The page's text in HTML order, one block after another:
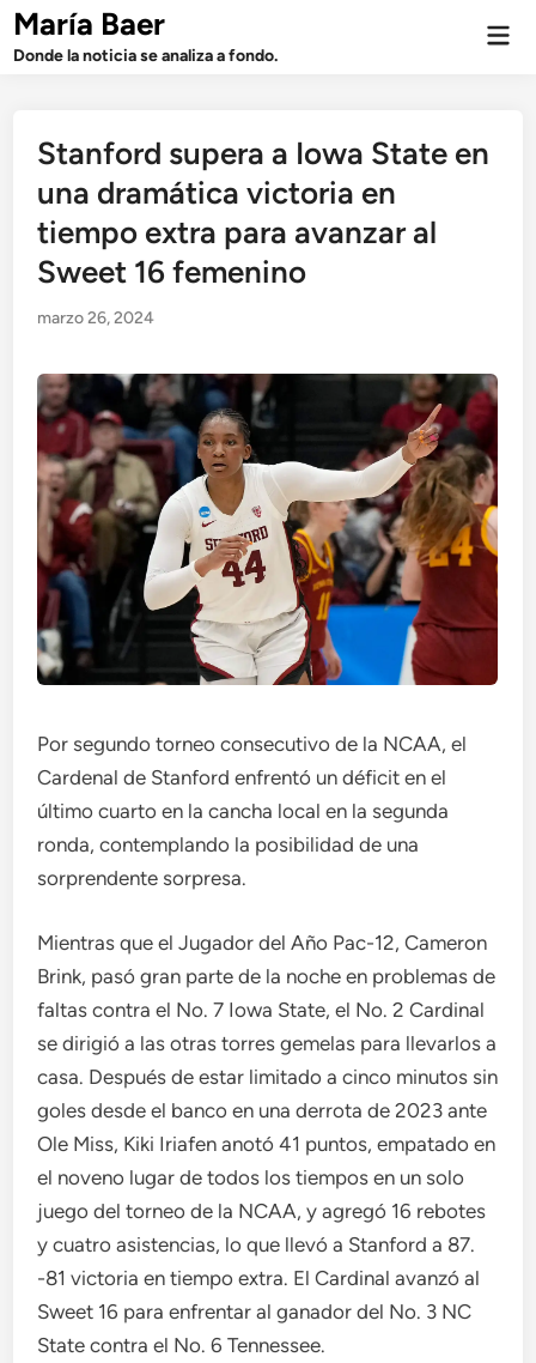
Saltar
contenido
María Baer
Donde la noticia se analiza a fondo.
Stanford supera a Iowa State en
una dramática victoria en
tiempo extra para avanzar al
Sweet 16 femenino
marzo 26, 2024
Por segundo torneo consecutivo de la NCAA, el
Cardenal de Stanford enfrentó un déficit en el
último cuarto en la cancha local en la segunda
ronda, contemplando la posibilidad de una
sorprendente sorpresa.
Mientras que el Jugador del Año Pac-12, Cameron
Brink, pasó gran parte de la noche en problemas de
faltas contra el No. 7 Iowa State, el No. 2 Cardinal
se dirigió a las otras torres gemelas para llevarlos a
casa. Después de estar limitado a cinco minutos sin
goles desde el banco en una derrota de 2023 ante
Ole Miss, Kiki Iriafen anotó 41 puntos, empatado en
el noveno lugar de todos los tiempos en un solo
juego del torneo de la NCAA, y agregó 16 rebotes
y cuatro asistencias, lo que llevó a Stanford a 87.
-81 victoria en tiempo extra. El Cardinal avanzó al
Sweet 16 para enfrentar al ganador del No. 3 NC
State contra el No. 6 Tennessee.